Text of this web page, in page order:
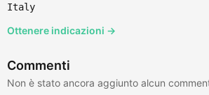
Italy
Ottenere indicazioni →
Commenti
Non è stato ancora aggiunto alcun